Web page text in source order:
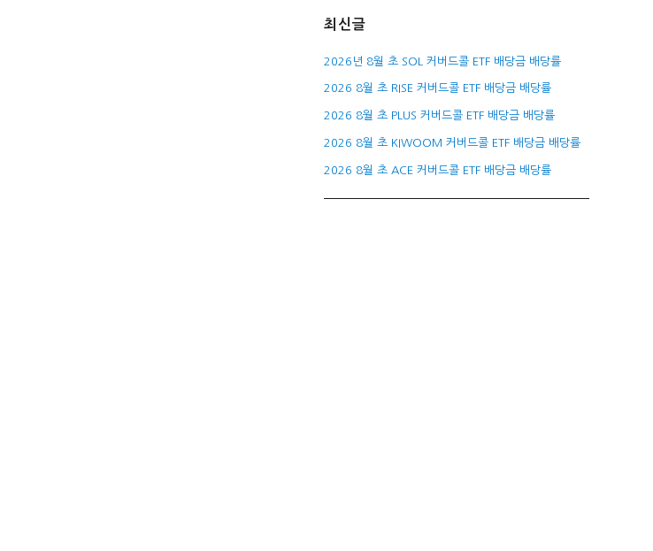
최신글
2026년 8월 초 SOL 커버드콜 ETF 배당금 배당률
2026 8월 초 RISE 커버드콜 ETF 배당금 배당률
2026 8월 초 PLUS 커버드콜 ETF 배당금 배당률
2026 8월 초 KIWOOM 커버드콜 ETF 배당금 배당률
2026 8월 초 ACE 커버드콜 ETF 배당금 배당률